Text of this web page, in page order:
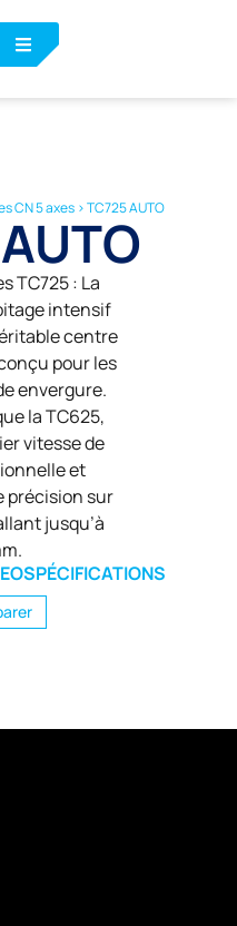
CN 5 axes>TC725 AUTO
TC725 : La
intensif
centre
pour les
envergure.
la TC625,
vitesse de
et
précision sur
jusqu’à
SPÉCIFICATIONS